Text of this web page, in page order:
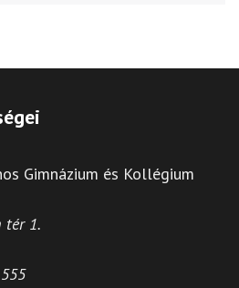
Gimnázium és Kollégium
tér 1.